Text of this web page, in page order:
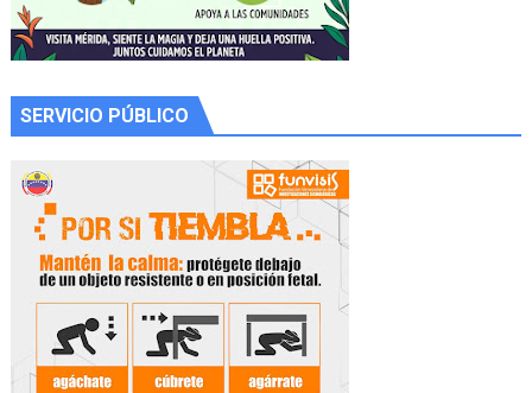
SERVICIO PÚBLICO